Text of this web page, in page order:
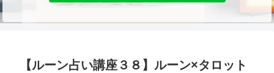
【ルーン占い講座３８】ルーン×タロット